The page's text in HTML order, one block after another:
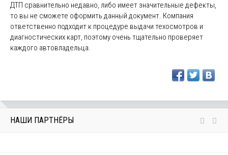
ДТП сравнительно недавно, либо имеет значительные дефекты,
то вы не сможете оформить данный документ. Компания
ответственно подходит к процедуре выдачи техосмотров и
диагностических карт, поэтому очень тщательно проверяет
каждого автовладельца.
НАШИ ПАРТНЁРЫ